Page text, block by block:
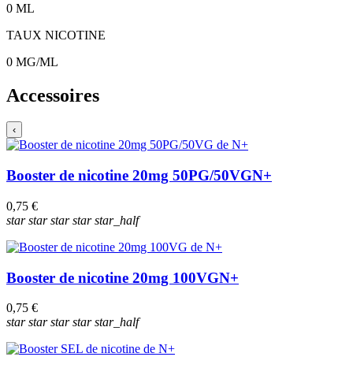
0 ML
TAUX NICOTINE
0 MG/ML
Accessoires
‹
Booster de nicotine 20mg 50PG/50VGN+
0,75 €
starstarstarstarstar_half
Booster de nicotine 20mg 100VGN+
0,75 €
starstarstarstarstar_half